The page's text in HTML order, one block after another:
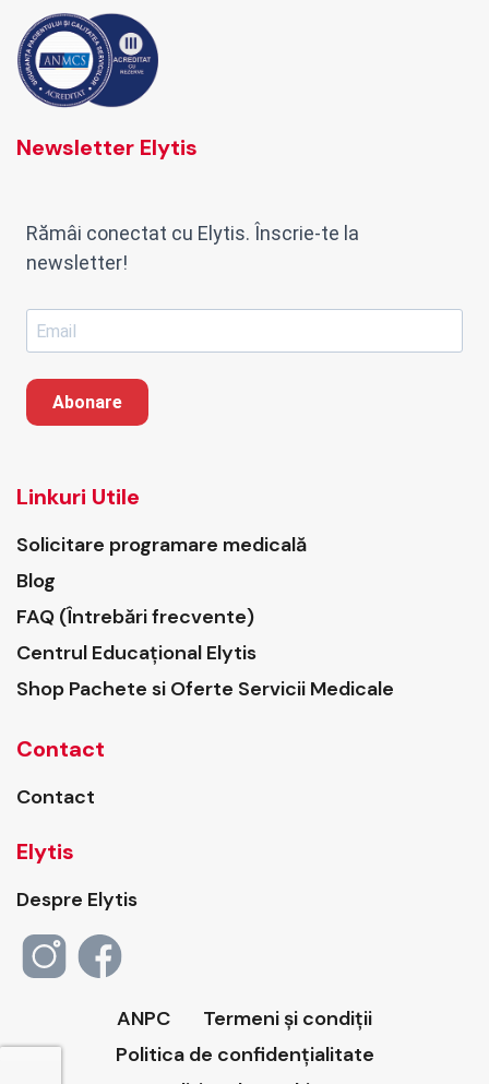
Newsletter Elytis
Rămâi conectat cu Elytis. Înscrie-te la
newsletter!
Abonare
Linkuri Utile
Solicitare programare medicală
Blog
FAQ (Întrebări frecvente)
Centrul Educațional Elytis
Shop Pachete si Oferte Servicii Medicale
Contact
Contact
Elytis
Despre Elytis
ANPC
Termeni și condiții
Politica de confidențialitate